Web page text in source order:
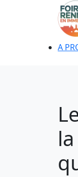
A